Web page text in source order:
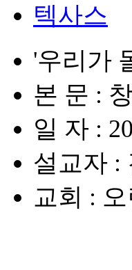
텍사스
'우리가
본 문 :
일 자 :
설교자 :
교회 :